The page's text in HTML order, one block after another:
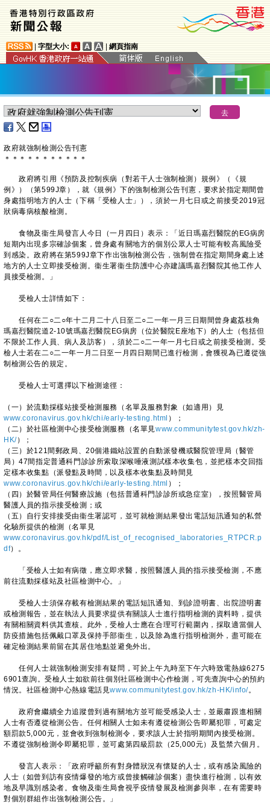
字型大小: 網頁指南
政府就強制檢測公告刊憲
＊ ＊ ＊ ＊ ＊ ＊ ＊ ＊ ＊ ＊ ＊
政府將引用《預防及控制疾病（對若干人士強制檢測）規例》（《規
例》）（第599J章），就《規例》下的強制檢測公告刊憲，要求於指定期間曾
身處指明地方的人士（下稱「受檢人士」），須於一月七日或之前接受2019冠
狀病毒病核酸檢測。
食物及衞生局發言人今日（一月四日）表示：「近日瑪嘉烈醫院的EG病房
短期內出現多宗確診個案，曾身處有關地方的個別公眾人士可能有較高風險受
到感染。政府將在第599J章下作出強制檢測公告，強制曾在指定期間身處上述
地方的人士立即接受檢測。衞生署衞生防護中心亦建議瑪嘉烈醫院其他工作人
員接受檢測。」
受檢人士詳情如下：
任何在二○二○年十二月二十八日至二○二一年一月三日期間曾身處荔枝角
瑪嘉烈醫院道2-10號瑪嘉烈醫院EG病房（位於醫院E座地下）的人士（包括但
不限於工作人員、病人及訪客），須於二○二一年一月七日或之前接受檢測。受
檢人士若在二○二一年一月二日至一月四日期間已進行檢測，會獲視為已遵從強
制檢測公告的規定。
受檢人士可選擇以下檢測途徑：
（一）於流動採樣站接受檢測服務（名單及服務對象（如適用）見
www.coronavirus.gov.hk/chi/early-testing.html ）；
（二）於社區檢測中心接受檢測服務（名單見www.communitytest.gov.hk/zh-
HK/）；
（三）於121間郵政局、20個港鐵站設置的自動派發機或醫院管理局（醫管
局）47間指定普通科門診診所索取深喉唾液測試樣本收集包，並把樣本交回指
定樣本收集點（派發點及時間，以及樣本收集點及時間見
www.coronavirus.gov.hk/chi/early-testing.html ）；
（四）於醫管局任何醫療設施（包括普通科門診診所或急症室），按照醫管局
醫護人員的指示接受檢測；或
（五）自行安排接受由衞生署認可，並可就檢測結果發出電話短訊通知的私營
化驗所提供的檢測（名單見
www.coronavirus.gov.hk/pdf/List_of_recognised_laboratories_RTPCR.p
df）。
「受檢人士如有病徵，應立即求醫，按照醫護人員的指示接受檢測，不應
前往流動採樣站及社區檢測中心。」
受檢人士須保存載有檢測結果的電話短訊通知、到診證明書、出院證明書
或檢測報告，並在執法人員要求提供有關該人士進行指明檢測的資料時，提供
有關相關資料供其查核。此外，受檢人士應在合理可行範圍內，採取適當個人
防疫措施包括佩戴口罩及保持手部衞生，以及除為進行指明檢測外，盡可能在
確定檢測結果前留在其居住地點並避免外出。
任何人士就強制檢測安排有疑問，可於上午九時至下午六時致電熱線6275
6901查詢。受檢人士如欲前往個別社區檢測中心作檢測，可先查詢中心的預約
情況。社區檢測中心熱線電話見www.communitytest.gov.hk/zh-HK/info/。
政府會繼續全力追蹤曾到過有關地方並可能受感染人士，並嚴肅跟進相關
人士有否遵從檢測公告。任何相關人士如未有遵從檢測公告即屬犯罪，可處定
額罰款5,000元，並會收到強制檢測令，要求該人士於指明期間內接受檢測。
不遵從強制檢測令即屬犯罪，並可處第四級罰款（25,000元）及監禁六個月。
發言人表示：「政府呼籲所有對身體狀況有懷疑的人士，或有感染風險的
人士（如曾到訪有疫情爆發的地方或曾接觸確診個案）盡快進行檢測，以有效
地及早識別感染者。食物及衞生局會視乎疫情發展及檢測參與率，在有需要時
對個別群組作出強制檢測公告。」